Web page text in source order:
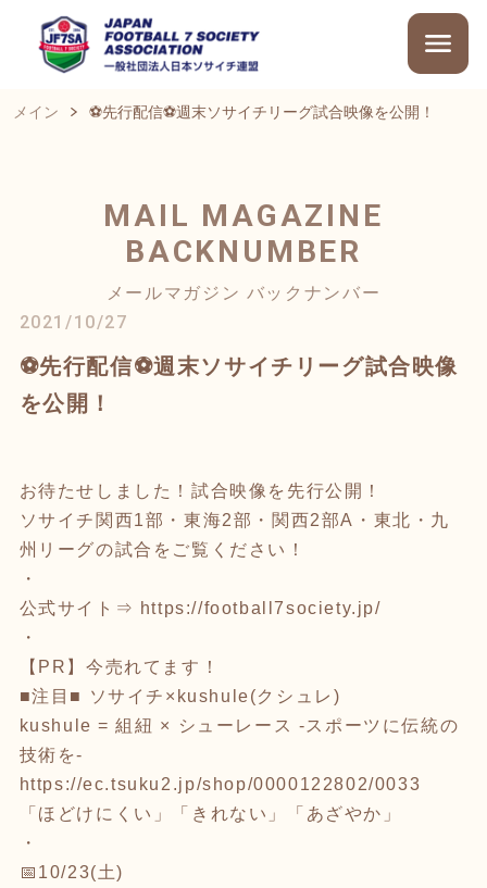
メイン ⚽先行配信⚽週末ソサイチリーグ試合映像を公開！
MAIL MAGAZINE
BACKNUMBER
メールマガジン バックナンバー
2021/10/27
⚽先行配信⚽週末ソサイチリーグ試合映像
を公開！
お待たせしました！試合映像を先行公開！
ソサイチ関西1部・東海2部・関西2部A・東北・九
州リーグの試合をご覧ください！
・
公式サイト⇒ https://football7society.jp/
・
【PR】今売れてます！
■注目■ ソサイチ×kushule(クシュレ)
kushule = 組紐 × シューレース -スポーツに伝統の
技術を-
https://ec.tsuku2.jp/shop/0000122802/0033
「ほどけにくい」「きれない」「あざやか」
・
📅10/23(土)